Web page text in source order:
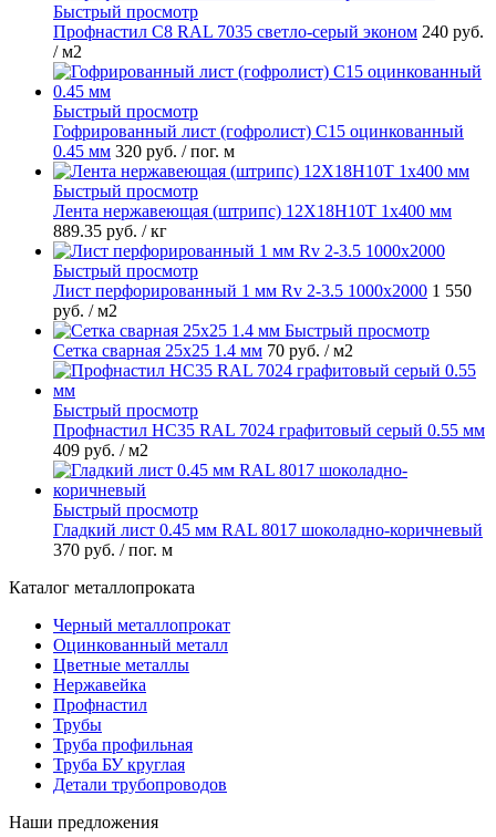
Быстрый просмотр
Профнастил С8 RAL 7035 светло-серый эконом 240 руб.
/ м2
Быстрый просмотр
Гофрированный лист (гофролист) С15 оцинкованный
0.45 мм 320 руб. / пог. м
Быстрый просмотр
Лента нержавеющая (штрипс) 12Х18Н10Т 1х400 мм
889.35 руб. / кг
Быстрый просмотр
Лист перфорированный 1 мм Rv 2-3.5 1000х2000 1 550
руб. / м2
Быстрый просмотр
Сетка сварная 25х25 1.4 мм 70 руб. / м2
Быстрый просмотр
Профнастил НС35 RAL 7024 графитовый серый 0.55 мм
409 руб. / м2
Быстрый просмотр
Гладкий лист 0.45 мм RAL 8017 шоколадно-коричневый
370 руб. / пог. м
Каталог металлопроката
Черный металлопрокат
Оцинкованный металл
Цветные металлы
Нержавейка
Профнастил
Трубы
Труба профильная
Труба БУ круглая
Детали трубопроводов
Наши предложения